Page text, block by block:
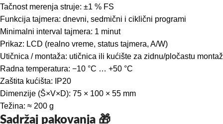
Tačnost merenja struje: ±1 % FS
Funkcija tajmera: dnevni, sedmični i ciklični programi
Minimalni interval tajmera: 1 minut
Prikaz: LCD (realno vreme, status tajmera, A/W)
Utičnica / montaža: utičnica ili kućište za zidnu/pločastu
Radna temperatura: −10 °C … +50 °C
Zaštita kućišta: IP20
Dimenzije (Š×V×D): 75 × 100 × 55 mm
Težina: ≈ 200 g
Sadržaj pakovanja 🎁